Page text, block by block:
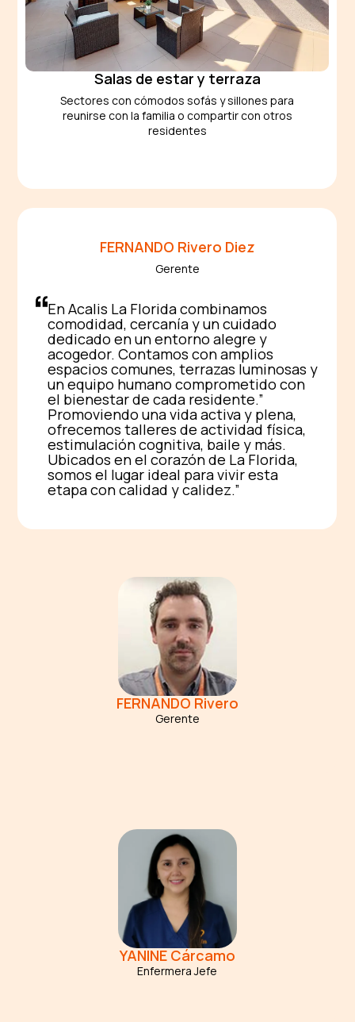
Salas de estar y terraza
Sectores con cómodos sofás y sillones para
reunirse con la familia o compartir con otros
residentes
FERNANDO Rivero Diez
Gerente
En Acalis La Florida combinamos
comodidad, cercanía y un cuidado
dedicado en un entorno alegre y
acogedor. Contamos con amplios
espacios comunes, terrazas luminosas y
un equipo humano comprometido con
el bienestar de cada residente.
Promoviendo una vida activa y plena,
ofrecemos talleres de actividad física,
estimulación cognitiva, baile y más.
Ubicados en el corazón de La Florida,
somos el lugar ideal para vivir esta
etapa con calidad y calidez.
FERNANDO Rivero
Gerente
YANINECárcamo
Enfermera Jefe